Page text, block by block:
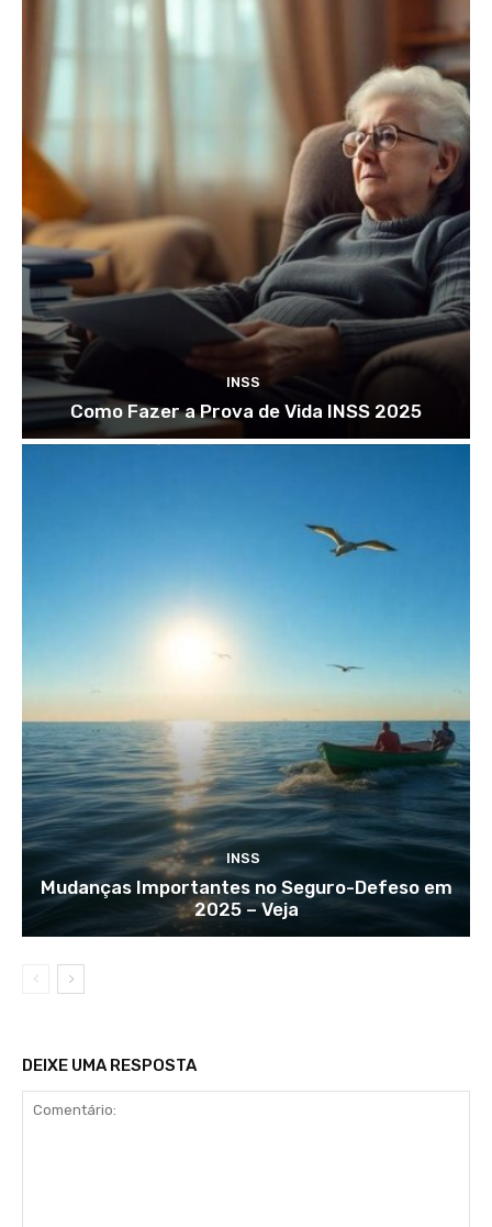
INSS
Como Fazer a Prova de Vida INSS 2025
INSS
Mudanças Importantes no Seguro-Defeso em
2025 – Veja
DEIXE UMA RESPOSTA